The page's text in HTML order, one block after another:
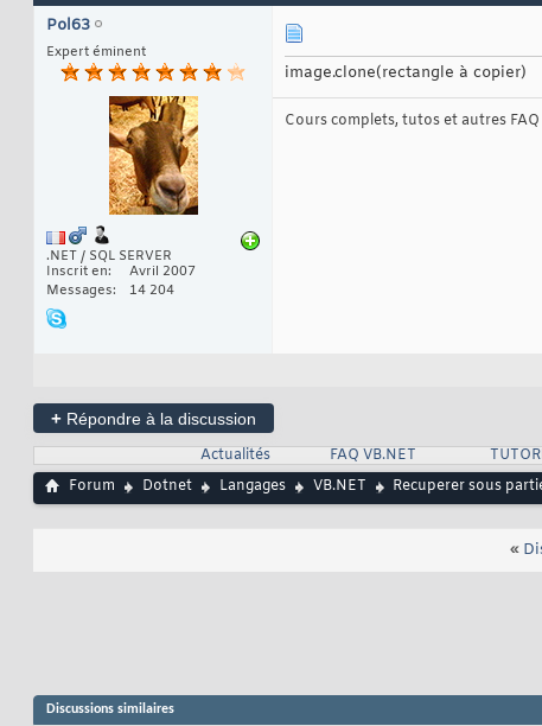
Pol63
Expert éminent
.NET / SQL SERVER
Inscrit en
Avril 2007
Messages
14 204
image.clone(rectangle à copier)
Cours complets, tutos et autres FAQ
+ Répondre à la discussion
Actualités
FAQ VB.NET
Forum
Dotnet Langages VB.NET Recuperer sous
«
Discussions similaires